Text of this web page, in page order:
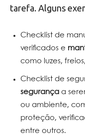
tarefa. Alguns
Checklist de
verificados e
como luzes,
Checklist de
segurança a
ou ambiente,
proteção,
entre outros.